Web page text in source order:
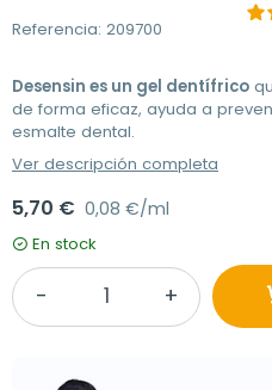
Referencia: 209700
Desensin es un gel dentífrico
de forma eficaz, ayuda a
esmalte dental.
Ver descripción completa
5,70 € 0,08 €/ml
En stock